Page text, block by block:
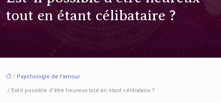
tout en étant célibataire ?
/ Psychologie de l'amour
/ Est-il possible d’être heureux tout en étant célibataire ?